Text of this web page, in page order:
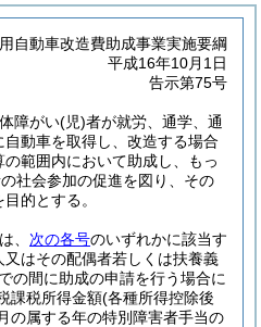
自動車改造費助成事業実施要綱
平成16年10月1日
告示第75号
障がい(児)者が就労、通学、通
動車を取得し、改造する場合
範囲内において助成し、もっ
社会参加の促進を図り、その
的とする。
、 次の各号のいずれかに該当す
又はその配偶者若しくは扶養義
の間に助成の申請を行う場合に
課税所得金額(各種所得控除後
の属する年の特別障害者手当の